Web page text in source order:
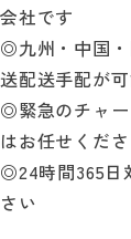
会社です
◎九州・中国
送配送手配が
◎緊急のチャー
はお任せくだ
◎24時間365日
さい